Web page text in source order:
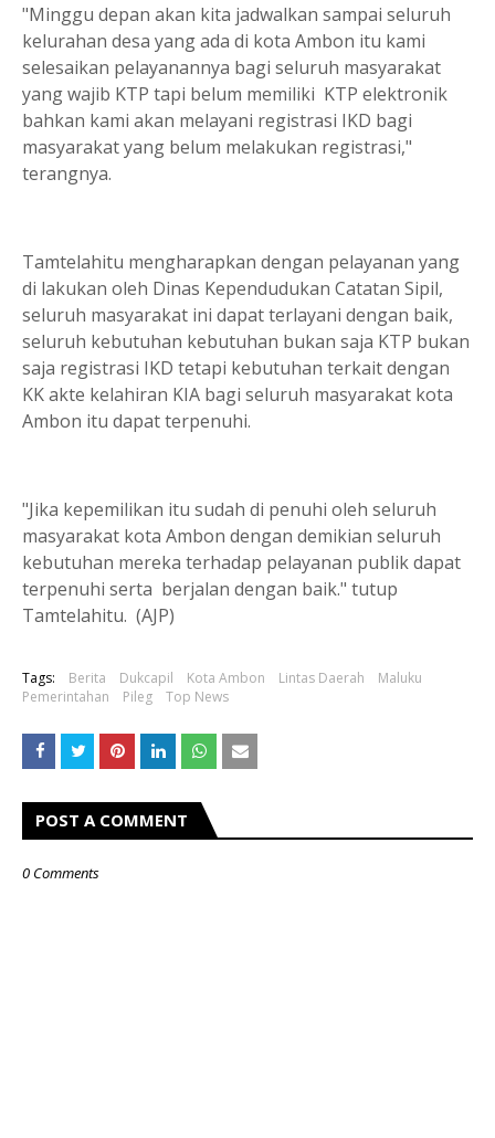
"Minggu depan akan kita jadwalkan sampai seluruh
kelurahan desa yang ada di kota Ambon itu kami
selesaikan pelayanannya bagi seluruh masyarakat
yang wajib KTP tapi belum memiliki KTP elektronik
bahkan kami akan melayani registrasi IKD bagi
masyarakat yang belum melakukan registrasi,"
terangnya.
Tamtelahitu mengharapkan dengan pelayanan yang
di lakukan oleh Dinas Kependudukan Catatan Sipil,
seluruh masyarakat ini dapat terlayani dengan baik,
seluruh kebutuhan kebutuhan bukan saja KTP bukan
saja registrasi IKD tetapi kebutuhan terkait dengan
KK akte kelahiran KIA bagi seluruh masyarakat kota
Ambon itu dapat terpenuhi.
"Jika kepemilikan itu sudah di penuhi oleh seluruh
masyarakat kota Ambon dengan demikian seluruh
kebutuhan mereka terhadap pelayanan publik dapat
terpenuhi serta berjalan dengan baik." tutup
Tamtelahitu. (AJP)
Tags: Berita Dukcapil Kota Ambon Lintas Daerah
Maluku
Pemerintahan
Pileg Top News
POST A COMMENT
0 Comments